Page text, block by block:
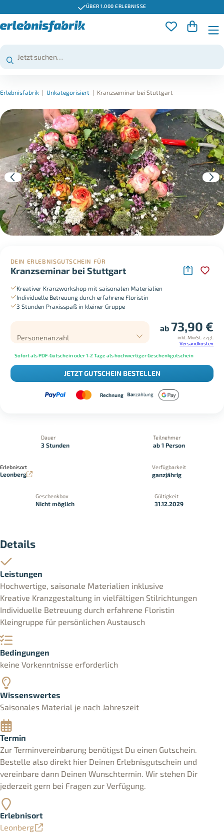
ÜBER 1.000 ERLEBNISSE
Erlebnisfabrik | Unkategorisiert | Kranzseminar bei Stuttgart
DEIN ERLEBNISGUTSCHEIN FÜR
Kranzseminar bei Stuttgart
Kreativer Kranzworkshop mit saisonalen Materialien
Individuelle Betreuung durch erfahrene Floristin
3 Stunden Praxisspaß in kleiner Gruppe
Personenanzahl
ab 73,90 €
inkl. MwSt. zzgl.
Versandkosten
Sofort als PDF-Gutschein oder 1-2 Tage als hochwertiger Geschenkgutschein
JETZT GUTSCHEIN BESTELLEN
Rechnung
Dauer
3 Stunden
Teilnehmer
ab 1 Person
Erlebnisort
Leonberg
Verfügbarkeit
ganzjährig
Geschenkbox
Nicht möglich
Gültigkeit
31.12.2029
Details
Leistungen
Hochwertige, saisonale Materialien inklusive
Kreative Kranzgestaltung in vielfältigen Stilrichtungen
Individuelle Betreuung durch erfahrene Floristin
Kleingruppe für persönlichen Austausch
Bedingungen
keine Vorkenntnisse erforderlich
Wissenswertes
Saisonales Material je nach Jahreszeit
Termin
Zur Terminvereinbarung benötigst Du einen Gutschein.
Bestelle also direkt hier Deinen Erlebnisgutschein und
vereinbare dann Deinen Wunschtermin. Wir stehen Dir
jederzeit gern bei Fragen zur Verfügung.
Erlebnisort
Leonberg